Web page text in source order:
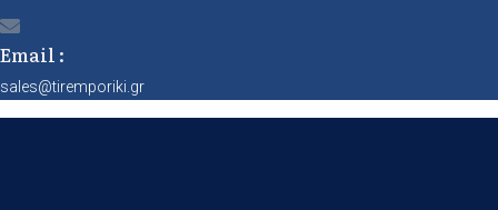
Email :
sales@tiremporiki.gr